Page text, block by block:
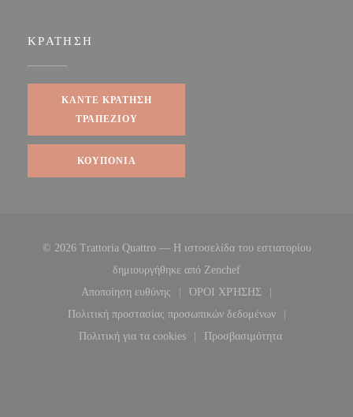
ΚΡΆΤΗΣΗ
ΚΆΝΤΕ ΚΡΆΤΗΣΗ
ΤΡΑΠΕΖΙΟΎ
ΚΟΥΠΌΝΙΑ
© 2026 Trattoria Quattro — Η ιστοσελίδα του εστιατορίου
δημιουργήθηκε από Zenchef((ανοίγει σε νέο
Αποποίηση ευθύνης
((ανοίγει σε νέο παράθυρο))
ΌΡΟΙ ΧΡΉΣΗΣ
((ανοίγει σε νέο
Πολιτική προστασίας προσωπικών δεδομένων
((ανοίγει σε νέο παράθυρο))
Πολιτική για τα cookies
((ανοίγει σε νέο παράθυρο))
Προσβασιμότητα
((ανοίγει σε νέο